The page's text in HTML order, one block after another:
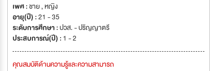
เพศ :ชาย , หญิง
อายุ(ปี) :21 - 35
ระดับการศึกษา :ปวส. - ปริญญาตรี
ประสบการณ์(ปี) : 1 - 2
คุณสมบัติด้านความรู้และความสามารถ